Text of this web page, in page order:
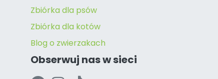
Zbiórka dla psów
Zbiórka dla kotów
Blog o zwierzakach
Obserwuj nas w sieci